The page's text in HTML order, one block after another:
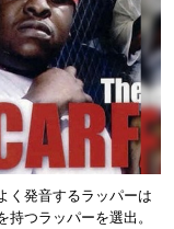
く発音するラッパーは
つラッパーを選出。